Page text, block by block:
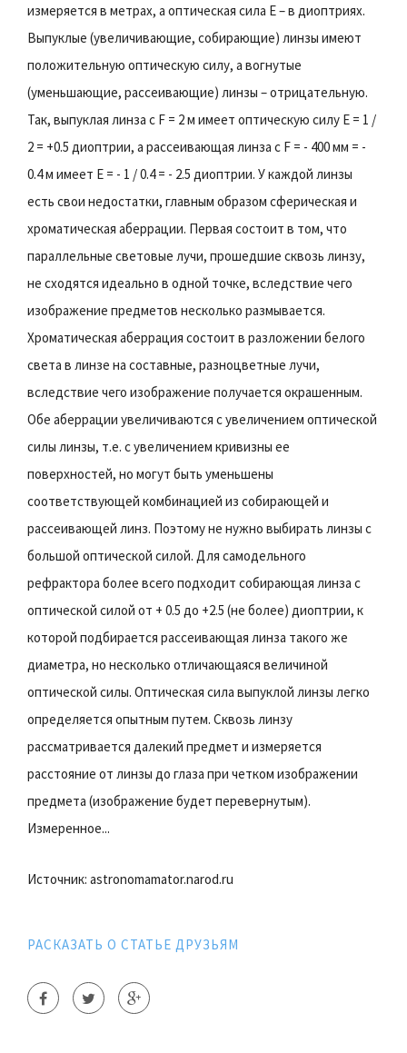
измеряется в метрах, а оптическая сила Е – в диоптриях.
Выпуклые (увеличивающие, собирающие) линзы имеют
положительную оптическую силу, а вогнутые
(уменьшающие, рассеивающие) линзы – отрицательную.
Так, выпуклая линза с F = 2 м имеет оптическую силу Е = 1 /
2 = +0.5 диоптрии, а рассеивающая линза с F = - 400 мм = -
0.4 м имеет Е = - 1 / 0.4 = - 2.5 диоптрии. У каждой линзы
есть свои недостатки, главным образом сферическая и
хроматическая аберрации. Первая состоит в том, что
параллельные световые лучи, прошедшие сквозь линзу,
не сходятся идеально в одной точке, вследствие чего
изображение предметов несколько размывается.
Хроматическая аберрация состоит в разложении белого
света в линзе на составные, разноцветные лучи,
вследствие чего изображение получается окрашенным.
Обе аберрации увеличиваются с увеличением оптической
силы линзы, т.е. с увеличением кривизны ее
поверхностей, но могут быть уменьшены
соответствующей комбинацией из собирающей и
рассеивающей линз. Поэтому не нужно выбирать линзы с
большой оптической силой. Для самодельного
рефрактора более всего подходит собирающая линза с
оптической силой от + 0.5 до +2.5 (не более) диоптрии, к
которой подбирается рассеивающая линза такого же
диаметра, но несколько отличающаяся величиной
оптической силы. Оптическая сила выпуклой линзы легко
определяется опытным путем. Сквозь линзу
рассматривается далекий предмет и измеряется
расстояние от линзы до глаза при четком изображении
предмета (изображение будет перевернутым).
Измеренное...
Источник: astronomamator.narod.ru
РАСКАЗАТЬ О СТАТЬЕ ДРУЗЬЯМ